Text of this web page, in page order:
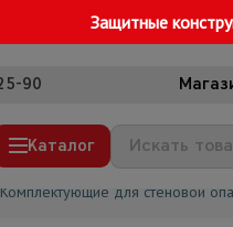
Защитные
90
Каталог
Комплектующие для стеновой